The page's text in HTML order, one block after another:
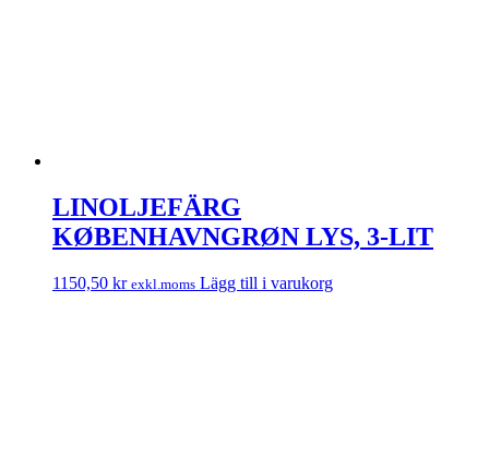
LINOLJEFÄRG
KØBENHAVNGRØN LYS, 3-LIT
1150,50 kr exkl.moms Lägg till i varukorg